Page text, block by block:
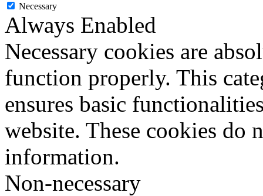
Necessary
Always Enabled
Necessary cookies are
function properly. This
ensures basic
website. These cookies do
information.
Non-necessary